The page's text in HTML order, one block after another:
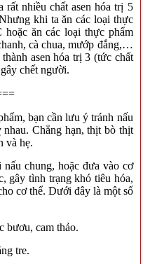
nhiều chất asen hóa trị 5
khi ta ăn các loại thực
ăn các loại thực phẩm
cà chua, mướp đắng,…
asen hóa trị 3 (tức chất
chết người.
bạn cần lưu ý tránh nấu
Chẳng hạn, thịt bò thịt
và hẹ.
chung, hoặc đưa vào cơ
gây tình trạng khó tiêu hóa,
cơ thể. Dưới đây là một số
cam thảo.
tre.